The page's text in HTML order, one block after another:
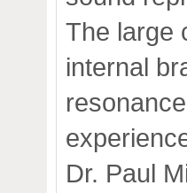
The large
internal
Dr. Paul